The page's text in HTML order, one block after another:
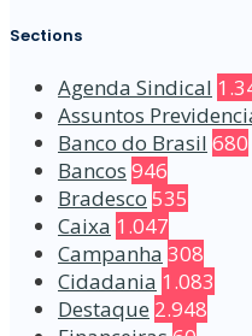
Sections
Agenda Sindical
Assuntos
Banco do Brasil 680
Bancos 946
Bradesco 535
Caixa 1.047
Campanha 308
Cidadania 1.083
Destaque 2.948